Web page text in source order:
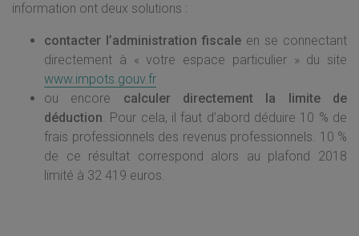
information ont deux solutions :
contacter l’administration fiscale en se connectant
directement à « votre espace particulier » du site
www.impots.gouv.fr
ou encore calculer directement la limite de
déduction. Pour cela, il faut d’abord déduire 10 % de
frais professionnels des revenus professionnels. 10 %
de ce résultat correspond alors au plafond 2018
limité à 32 419 euros.